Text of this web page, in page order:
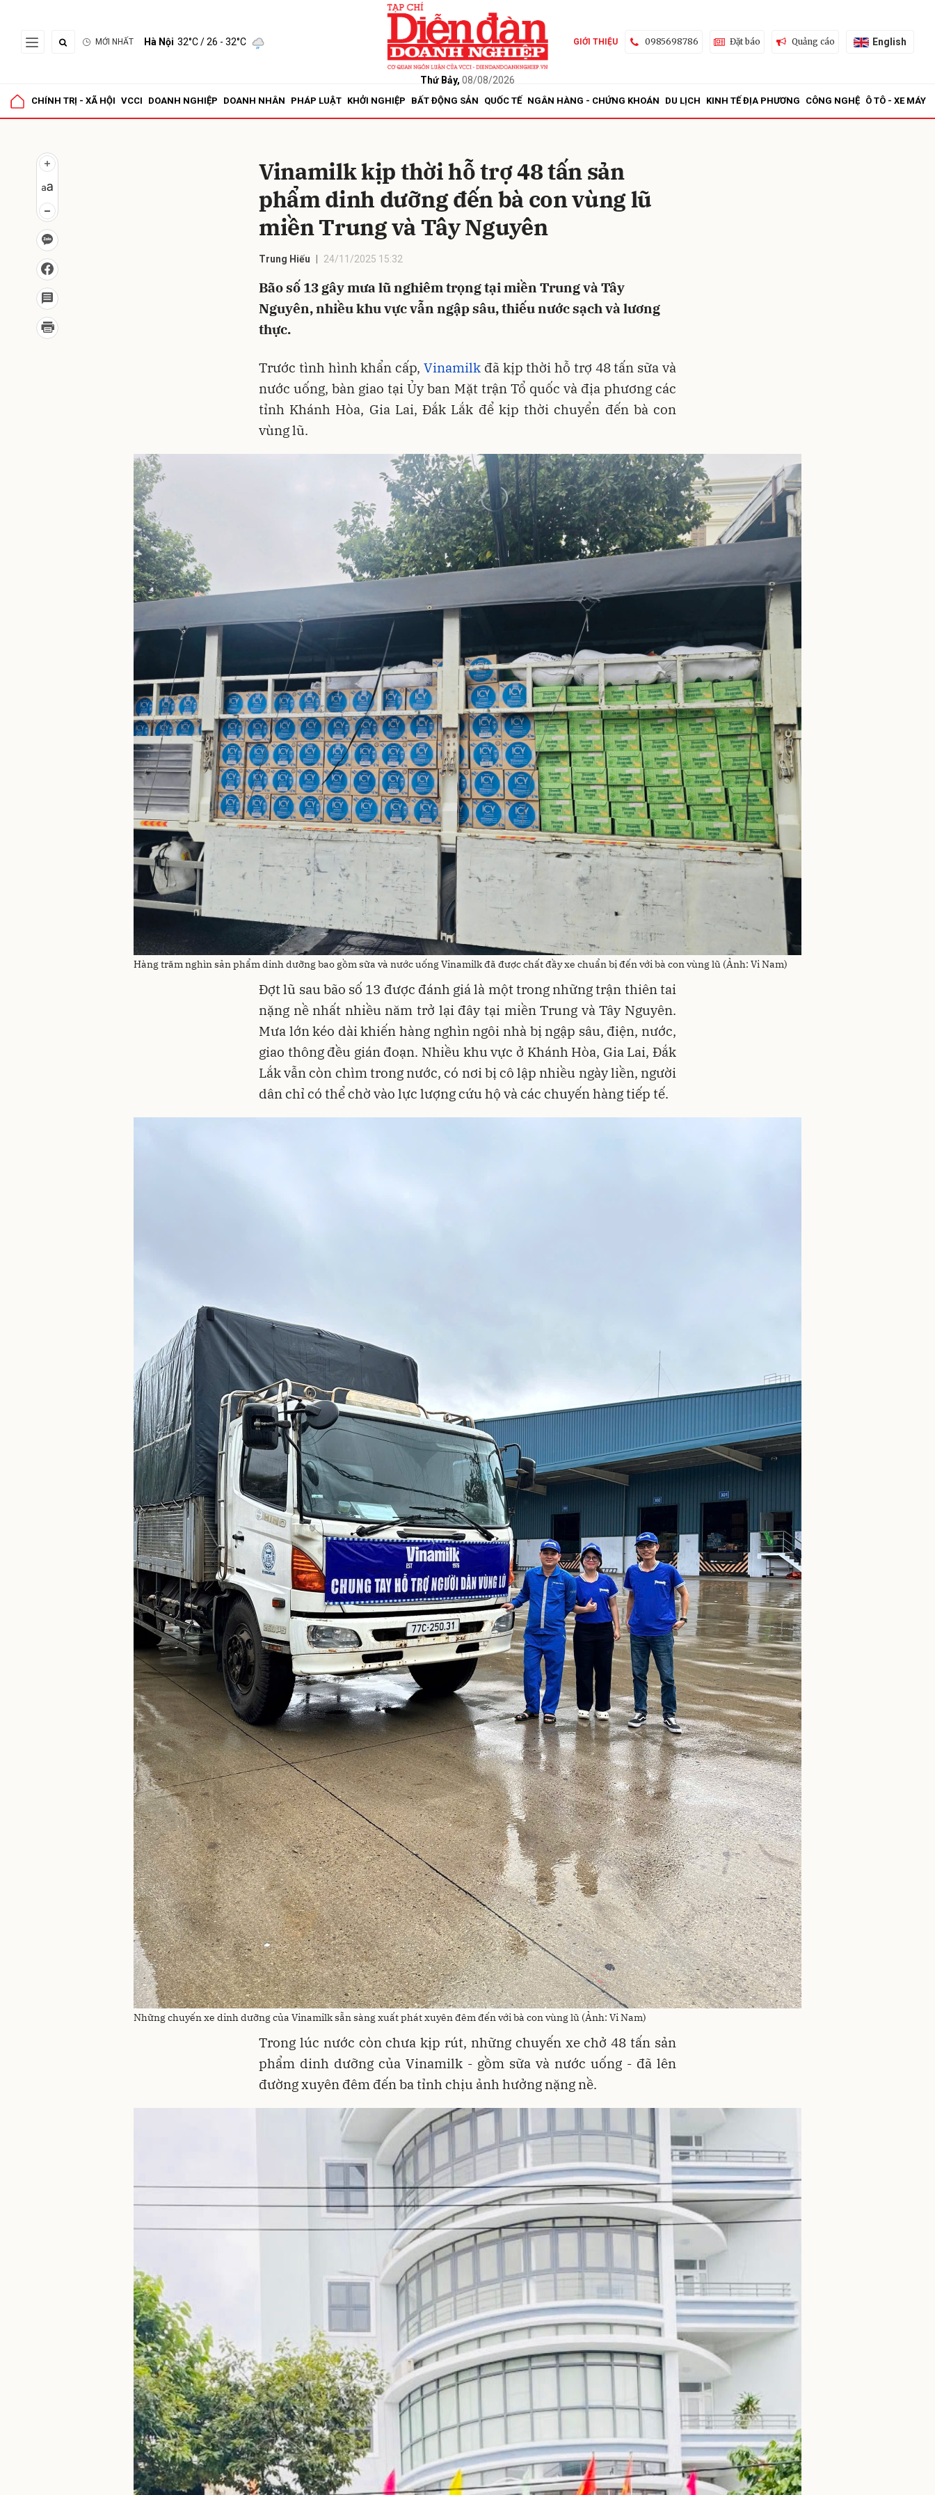
MỚI NHẤT Hà Nội 32°C/ 26 - 32°C
Thứ Bảy, 08/08/2026
GIỚI THIỆU 0985698786 Đặt báo Quảng cáo English
CHÍNH TRỊ - XÃ HỘI VCCI DOANH NGHIỆP DOANH NHÂN PHÁP LUẬT KHỞI NGHIỆP BẤT ĐỘNG SẢN QUỐC TẾ NGÂN HÀNG - CHỨNG KHOÁN DU LỊCH KINH TẾ ĐỊA PHƯƠNG CÔNG NGHỆ Ô TÔ - XE MÁY
Vinamilk kịp thời hỗ trợ 48 tấn sản
phẩm dinh dưỡng đến bà con vùng lũ
miền Trung và Tây Nguyên
Trung Hiếu 24/11/2025 15:32
Bão số 13 gây mưa lũ nghiêm trọng tại miền Trung và Tây
Nguyên, nhiều khu vực vẫn ngập sâu, thiếu nước sạch và lương
thực.
Trước tình hình khẩn cấp, Vinamilkđã kịp thời hỗ trợ 48 tấn sữa và
nước uống, bàn giao tại Ủy ban Mặt trận Tổ quốc và địa phương các
tỉnh Khánh Hòa, Gia Lai, Đắk Lắk để kịp thời chuyển đến bà con
vùng lũ.
Hàng trăm nghìn sản phẩm dinh dưỡng bao gồm sữa và nước uống Vinamilk đã được chất đầy xe chuẩn bị đến với bà con vùng lũ (Ảnh: Vi Nam)
Đợt lũ sau bão số 13 được đánh giá là một trong những trận thiên tai
nặng nề nhất nhiều năm trở lại đây tại miền Trung và Tây Nguyên.
Mưa lớn kéo dài khiến hàng nghìn ngôi nhà bị ngập sâu, điện, nước,
giao thông đều gián đoạn. Nhiều khu vực ở Khánh Hòa, Gia Lai, Đắk
Lắk vẫn còn chìm trong nước, có nơi bị cô lập nhiều ngày liền, người
dân chỉ có thể chờ vào lực lượng cứu hộ và các chuyến hàng tiếp tế.
Những chuyến xe dinh dưỡng của Vinamilk sẵn sàng xuất phát xuyên đêm đến với bà con vùng lũ (Ảnh: Vi Nam)
Trong lúc nước còn chưa kịp rút, những chuyến xe chở 48 tấn sản
phẩm dinh dưỡng của Vinamilk - gồm sữa và nước uống - đã lên
đường xuyên đêm đến ba tỉnh chịu ảnh hưởng nặng nề.